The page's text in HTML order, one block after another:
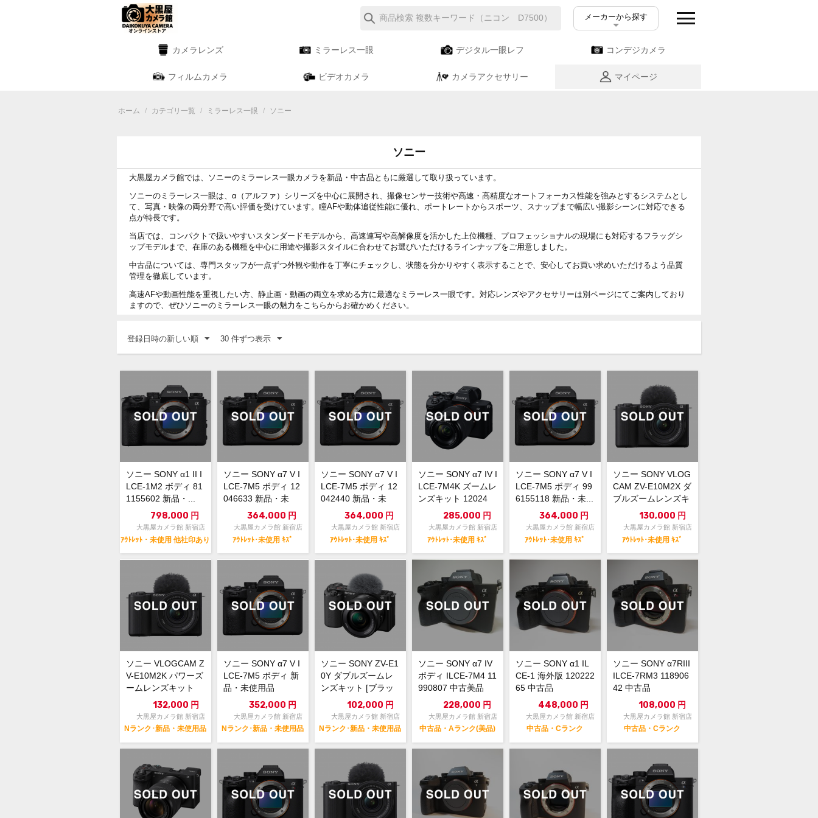
メーカーから探す
カメラレンズ ミラーレス一眼 デジタル一眼レフ コンデジカメラ
フィルムカメラ ビデオカメラ カメラアクセサリー マイページ
ホーム / カテゴリ一覧 / ミラーレス一眼 / ソニー
ソニー
大黒屋カメラ館では、ソニーのミラーレス一眼カメラを新品・中古品ともに厳選して取り扱っています。
ソニーのミラーレス一眼は、α（アルファ）シリーズを中心に展開され、撮像センサー技術や高速・高精度なオートフォーカス性能を強みとするシステムとし
て、写真・映像の両分野で高い評価を受けています。瞳AFや動体追従性能に優れ、ポートレートからスポーツ、スナップまで幅広い撮影シーンに対応できる
点が特長です。
当店では、コンパクトで扱いやすいスタンダードモデルから、高速連写や高解像度を活かした上位機種、プロフェッショナルの現場にも対応するフラッグシ
ップモデルまで、在庫のある機種を中心に用途や撮影スタイルに合わせてお選びいただけるラインナップをご用意しました。
中古品については、専門スタッフが一点ずつ外観や動作を丁寧にチェックし、状態を分かりやすく表示することで、安心してお買い求めいただけるよう品質
管理を徹底しています。
高速AFや動画性能を重視したい方、静止画・動画の両立を求める方に最適なミラーレス一眼です。対応レンズやアクセサリーは別ページにてご案内しており
ますので、ぜひソニーのミラーレス一眼の魅力をこちらからお確かめください。
登録日時の新しい順 30 件ずつ表示
ソニー SONY α1 II I
LCE-1M2 ボディ 81
1155602 新品・...
798,000 円
大黒屋カメラ館 新宿店
ｱｳﾄﾚｯﾄ・未使用 他社印あり
ソニー SONY α7 V I
LCE-7M5 ボディ 12
046633 新品・未
364,000 円
大黒屋カメラ館 新宿店
ｱｳﾄﾚｯﾄ･未使用 ｷｽﾞ
ソニー SONY α7 V I
LCE-7M5 ボディ 12
042440 新品・未
364,000 円
大黒屋カメラ館 新宿店
ｱｳﾄﾚｯﾄ･未使用 ｷｽﾞ
ソニー SONY α7 IV I
LCE-7M4K ズームレ
ンズキット 12024
285,000 円
大黒屋カメラ館 新宿店
ｱｳﾄﾚｯﾄ･未使用 ｷｽﾞ
ソニー SONY α7 V I
LCE-7M5 ボディ 99
6155118 新品・未...
364,000 円
大黒屋カメラ館 新宿店
ｱｳﾄﾚｯﾄ･未使用 ｷｽﾞ
ソニー SONY VLOG
CAM ZV-E10M2X ダ
ブルズームレンズキ
ット [...130,000 円
大黒屋カメラ館 新宿店
ｱｳﾄﾚｯﾄ･未使用 ｷｽﾞ
ソニー VLOGCAM Z
V-E10M2K パワーズ
ームレンズキット
[ブラック]...
132,000 円
大黒屋カメラ館 新宿店
Nランク･新品・未使用品
ソニー SONY α7 V I
LCE-7M5 ボディ 新
品・未使用品
352,000 円
大黒屋カメラ館 新宿店
Nランク･新品・未使用品
ソニー SONY ZV-E1
0Y ダブルズームレ
ンズキット [ブラッ
ク] 新品・未使用品
102,000 円
大黒屋カメラ館 新宿店
Nランク･新品・未使用品
ソニー SONY α7 IV
ボディ ILCE-7M4 11
990807 中古美品
228,000 円
大黒屋カメラ館 新宿店
中古品・Aランク(美品)
ソニー SONY α1 IL
CE-1 海外版 120222
65 中古品
448,000 円
大黒屋カメラ館 新宿店
中古品・Cランク
ソニー SONY α7RIII
ILCE-7RM3 118906
42 中古品
108,000 円
大黒屋カメラ館 新宿店
中古品・Cランク